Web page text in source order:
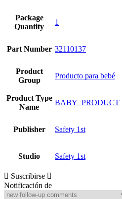
Package
Quantity
1
Part Number 32110137
Product
Group
Producto para bebé
Product Type
Name
BABY_PRODUCT
Publisher Safety 1st
Studio Safety 1st
Suscribirse
Notificación de